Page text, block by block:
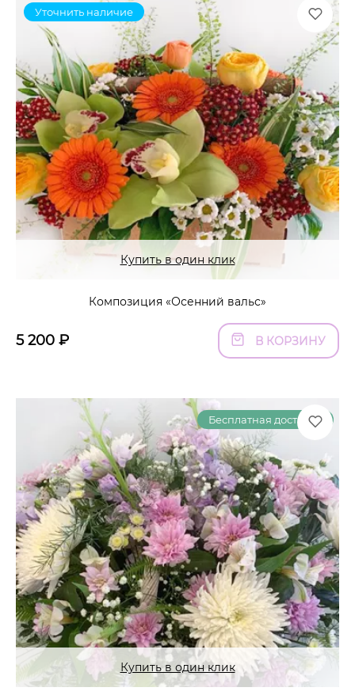
Уточнить наличие
Купить в один клик
Композиция «Осенний вальс»
5 200 ₽ В КОРЗИНУ
Бесплатная доставка
Купить в один клик